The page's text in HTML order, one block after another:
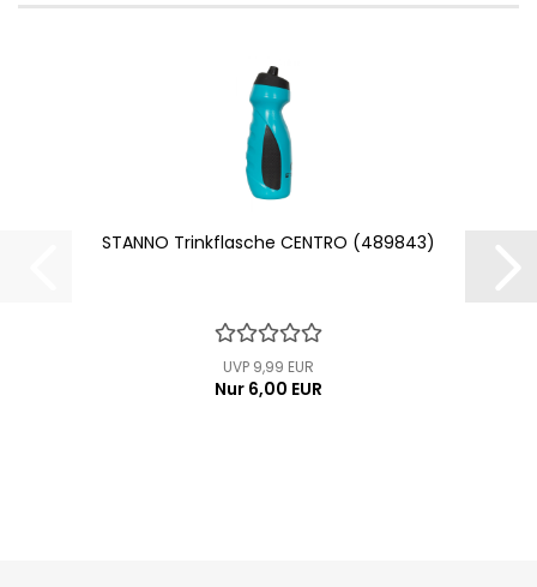
STANNO Trinkflasche CENTRO (489843)
UVP 9,99 EUR
Nur 6,00 EUR